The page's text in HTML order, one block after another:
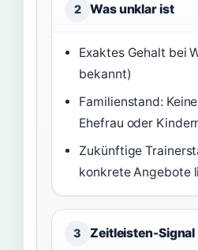
2 Was unklar ist
Exaktes Gehalt bei
bekannt)
Familienstand:
Ehefrau oder
Zukünftige
konkrete Angebote
3 Zeitleisten-Signal